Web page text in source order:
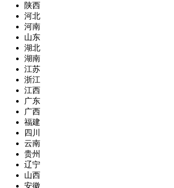
陕西
河北
河南
山东
湖北
湖南
江苏
浙江
江西
广东
广西
福建
四川
云南
贵州
辽宁
山西
安徽